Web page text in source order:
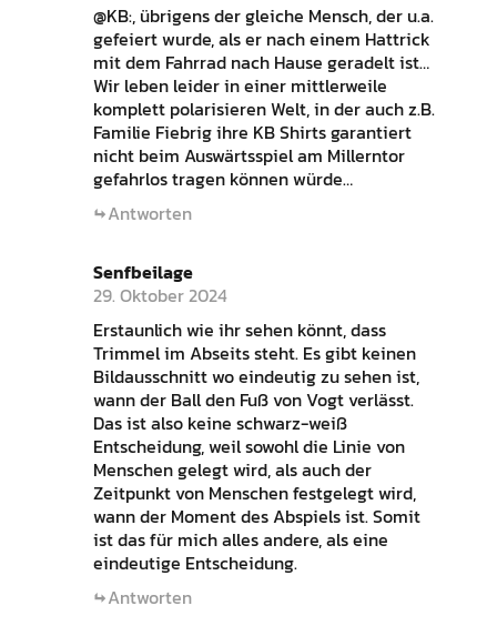
@KB:, übrigens der gleiche Mensch, der u.a.
gefeiert wurde, als er nach einem Hattrick
mit dem Fahrrad nach Hause geradelt ist…
Wir leben leider in einer mittlerweile
komplett polarisieren Welt, in der auch z.B.
Familie Fiebrig ihre KB Shirts garantiert
nicht beim Auswärtsspiel am Millerntor
gefahrlos tragen können würde…
Antworten
Senfbeilage
29. Oktober 2024
Erstaunlich wie ihr sehen könnt, dass
Trimmel im Abseits steht. Es gibt keinen
Bildausschnitt wo eindeutig zu sehen ist,
wann der Ball den Fuß von Vogt verlässt.
Das ist also keine schwarz-weiß
Entscheidung, weil sowohl die Linie von
Menschen gelegt wird, als auch der
Zeitpunkt von Menschen festgelegt wird,
wann der Moment des Abspiels ist. Somit
ist das für mich alles andere, als eine
eindeutige Entscheidung.
Antworten